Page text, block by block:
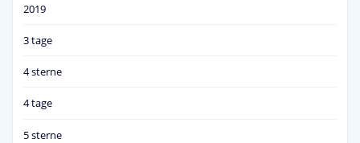
2019
3 tage
4 sterne
4 tage
5 sterne